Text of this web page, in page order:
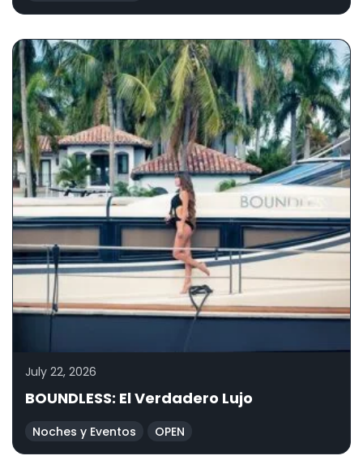
July 22, 2026
BOUNDLESS: El Verdadero Lujo
Noches y Eventos OPEN